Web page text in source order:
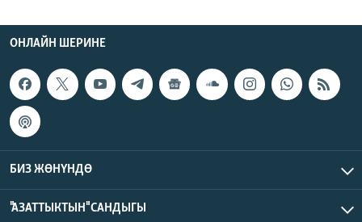
ОНЛАЙН ШЕРИНЕ
БИЗ ЖӨНҮНДӨ
"АЗАТТЫКТЫН" САНДЫГЫ